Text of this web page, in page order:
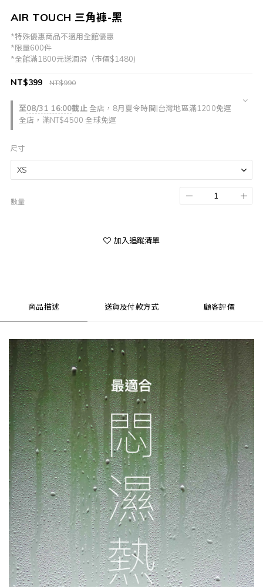
AIR TOUCH 三角褲-黑
*特殊優惠商品不適用全館優惠
*限量600件
*全館滿1800元送潤滑（市價$1480)
至08/31 16:00截止 全店，8月夏令時間|台灣地區滿1200免運
全店，滿NT$4500 全球免運
NT$990
NT$399
尺寸
數量
加入追蹤清單
商品描述 送貨及付款方式 顧客評價